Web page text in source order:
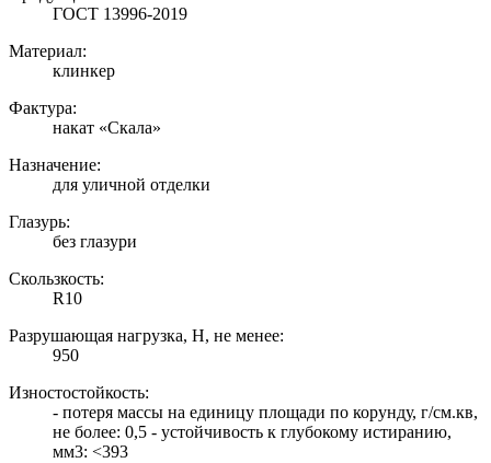
ГОСТ 13996-2019
Материал:
клинкер
Фактура:
накат «Скала»
Назначение:
для уличной отделки
Глазурь:
без глазури
Скользкость:
R10
Разрушающая нагрузка, Н, не менее:
950
Изностостойкость:
- потеря массы на единицу площади по корунду, г/см.кв,
не более: 0,5 - устойчивость к глубокому истиранию,
мм3: <393